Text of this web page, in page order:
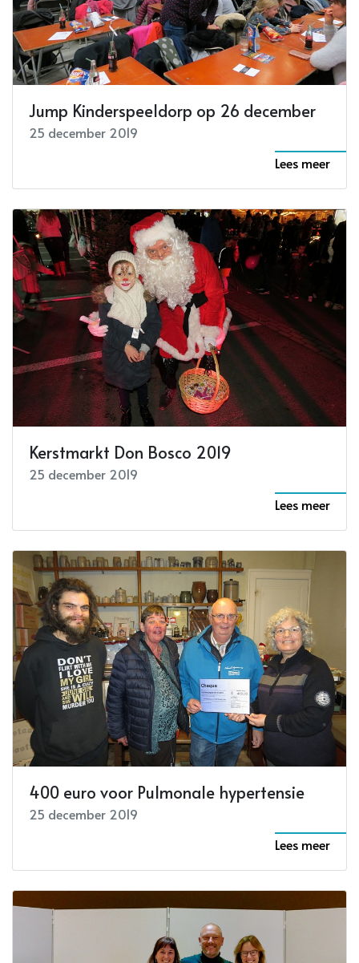
Jump Kinderspeeldorp op 26 december
25 december 2019
Lees meer
Kerstmarkt Don Bosco 2019
25 december 2019
Lees meer
400 euro voor Pulmonale hypertensie
25 december 2019
Lees meer